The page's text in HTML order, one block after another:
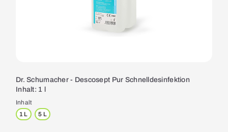
Dr. Schumacher - Descosept Pur Schnelldesinfektion
Inhalt: 1 l
Inhalt
1 L
5 L